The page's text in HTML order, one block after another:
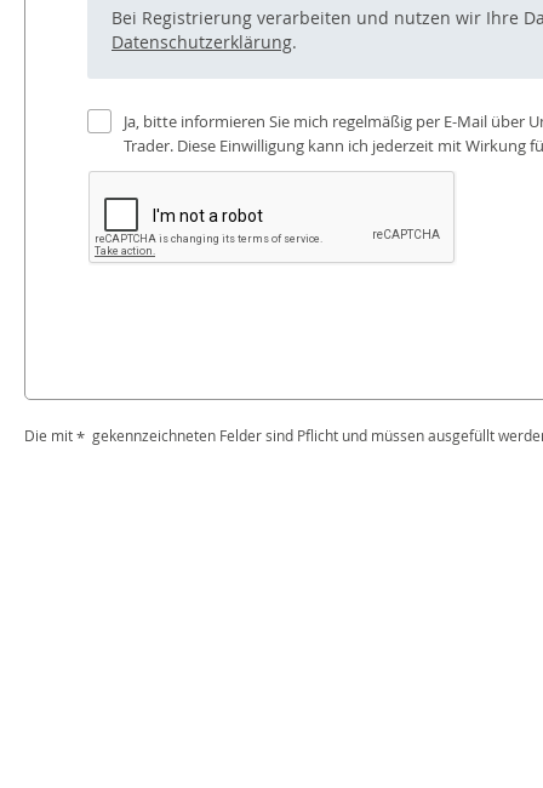
Bei Registrierung verarbeiten und nutzen wir Ihre
Datenschutzerklärung.
Ja, bitte informieren Sie mich regelmäßig per E-Mail über
Trader. Diese Einwilligung kann ich jederzeit mit Wirkung
Die mit gekennzeichneten Felder sind Pflicht und müssen ausgefüllt